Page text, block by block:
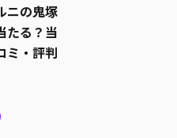
ニの鬼塚
たる？当
ミ・評判